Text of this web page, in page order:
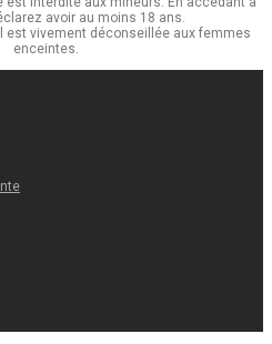
avoir au moins 18 ans.
est vivement déconseillée aux femmes
enceintes.